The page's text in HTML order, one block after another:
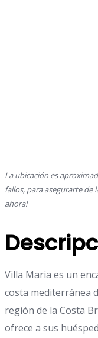
La ubicación es
fallos, para asegurarte de
ahora!
Villa Maria es un
costa mediterránea
región de la Costa
ofrece a sus